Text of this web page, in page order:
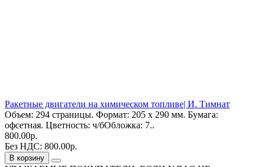
Ракетные двигатели на химическом топливе| И. Тимнат
Объем: 294 страницы. Формат: 205 х 290 мм. Бумага:
офсетная. Цветность: ч/бОбложка: 7..
800.00р.
Без НДС: 800.00р.
В корзину